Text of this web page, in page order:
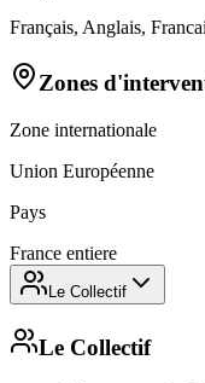
Français, Anglais,
Zones
Zone internationale
Union Européenne
Pays
France entiere
Le Collectif
Le Collectif